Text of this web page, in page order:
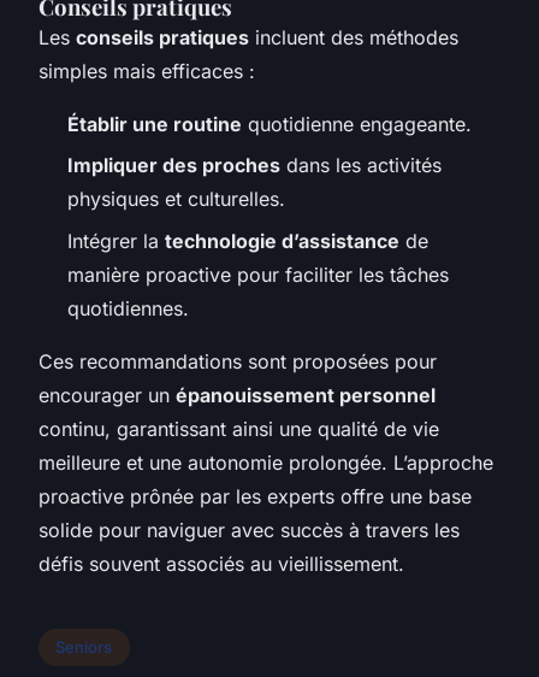
Conseils pratiques
Les conseils pratiques incluent des méthodes
simples mais efficaces :
Établir une routine quotidienne engageante.
Impliquer des proches dans les activités
physiques et culturelles.
Intégrer la technologie d’assistance de
manière proactive pour faciliter les tâches
quotidiennes.
Ces recommandations sont proposées pour
encourager un épanouissement personnel
continu, garantissant ainsi une qualité de vie
meilleure et une autonomie prolongée. L’approche
proactive prônée par les experts offre une base
solide pour naviguer avec succès à travers les
défis souvent associés au vieillissement.
Seniors